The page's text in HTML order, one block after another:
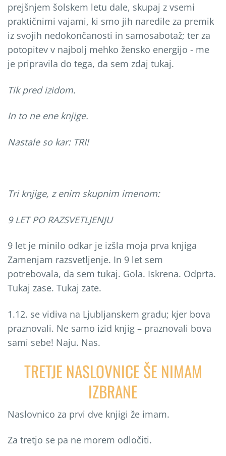
prejšnjem šolskem letu dale, skupaj z vsemi
praktičnimi vajami, ki smo jih naredile za premik
iz svojih nedokončanosti in samosabotaž; ter za
potopitev v najbolj mehko žensko energijo - me
je pripravila do tega, da sem zdaj tukaj.
Tik pred izidom.
In to ne ene knjige.
Nastale so kar: TRI!
Tri knjige, z enim skupnim imenom:
9 LET PO RAZSVETLJENJU
9 let je minilo odkar je izšla moja prva knjiga
Zamenjam razsvetljenje. In 9 let sem
potrebovala, da sem tukaj. Gola. Iskrena. Odprta.
Tukaj zase. Tukaj zate.
1.12. se vidiva na Ljubljanskem gradu; kjer bova
praznovali. Ne samo izid knjig – praznovali bova
sami sebe! Naju. Nas.
TRETJE NASLOVNICE ŠE NIMAM
IZBRANE
Naslovnico za prvi dve knjigi že imam.
Za tretjo se pa ne morem odločiti.